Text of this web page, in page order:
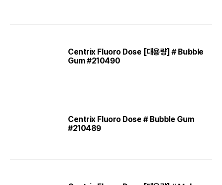
Centrix Fluoro Dose [대용량] # Bubble
Gum #210490
Centrix Fluoro Dose # Bubble Gum
#210489